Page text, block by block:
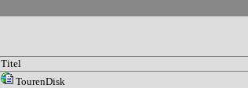
Titel
TourenDisk